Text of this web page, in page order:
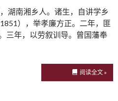
湖南湘乡人。诸生，自讲学乡
），举孝廉方正。二年，匪
三年，以劳叙训导。曾国藩奉
阅读全文 »